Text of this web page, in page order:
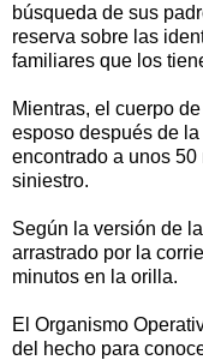
búsqueda de sus
reserva sobre las
familiares que los
Mientras, el cuerpo
esposo después de
encontrado a unos 50
siniestro.
Según la versión de
arrastrado por la
minutos en la orilla.
El Organismo
del hecho para